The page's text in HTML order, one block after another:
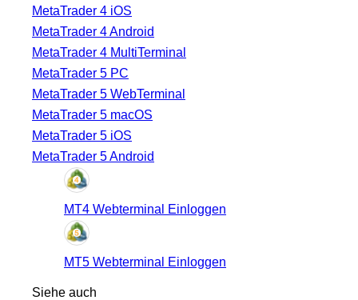
MetaTrader 4 iOS
MetaTrader 4 Android
MetaTrader 4 MultiTerminal
MetaTrader 5 PC
MetaTrader 5 WebTerminal
MetaTrader 5 macOS
MetaTrader 5 iOS
MetaTrader 5 Android
MT4 Webterminal Einloggen
MT5 Webterminal Einloggen
Siehe auch